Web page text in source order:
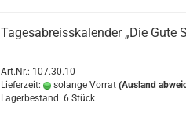
Tagesabreisskalender „Die Gute
Art.Nr.: 107.30.10
Lieferzeit:
solange Vorrat (Ausland
Lagerbestand: 6 Stück